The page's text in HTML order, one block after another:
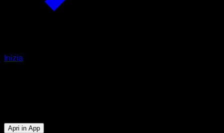
Inizia
Apri in App